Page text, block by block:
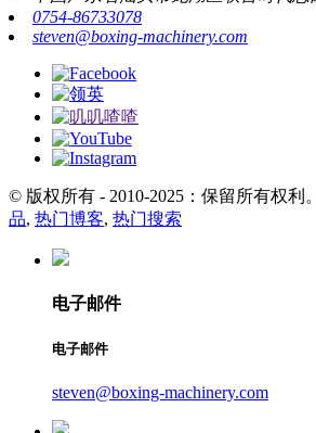
0754-86733078
steven@boxing-machinery.com
© 版权所有 - 2010-2025：保留所有权利。
品, 热门博客, 热门搜索
电子邮件
电子邮件
steven@boxing-machinery.com